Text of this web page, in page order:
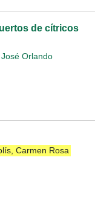
de cítricos
Orlando
Carmen Rosa